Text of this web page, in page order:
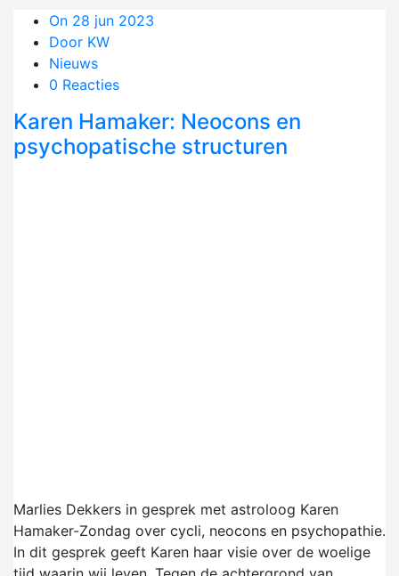
On 28 jun 2023
Door KW
Nieuws
0 Reacties
Karen Hamaker: Neocons en
psychopatische structuren
Marlies Dekkers in gesprek met astroloog Karen
Hamaker-Zondag over cycli, neocons en psychopathie.
In dit gesprek geeft Karen haar visie over de woelige